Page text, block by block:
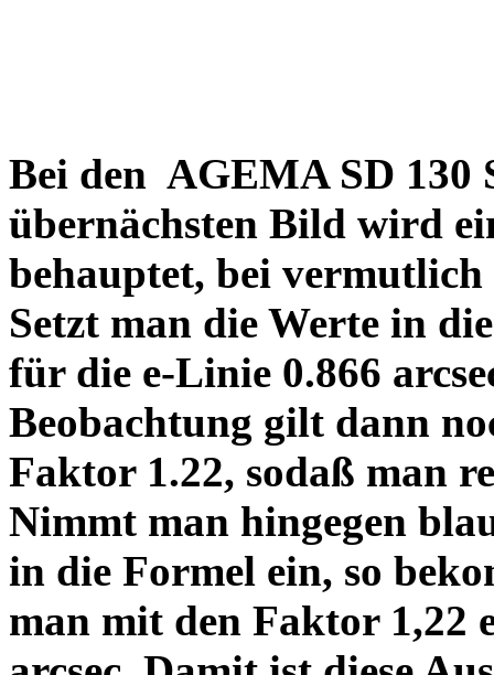
Bei den AGEMA SD 130
übernächsten Bild wird
behauptet, bei vermutlich
Setzt man die Werte in
für die e-Linie 0.866
Beobachtung gilt dann
Faktor 1.22, sodaß man
Nimmt man hingegen
in die Formel ein, so
man mit den Faktor 1,22